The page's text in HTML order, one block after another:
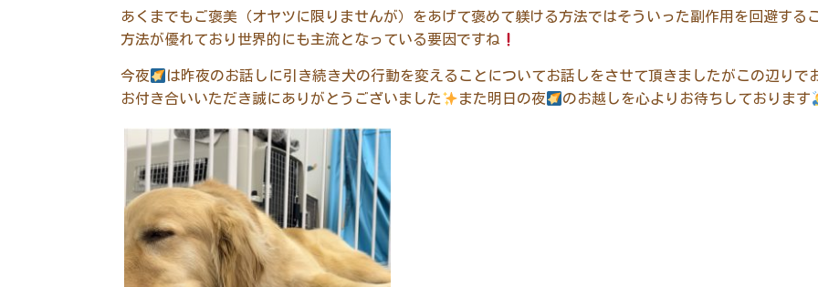
あくまでもご褒美（オヤツに限りませんが）をあげて褒めて躾ける方法ではそういった副作用を回避する
方法が優れており世界的にも主流となっている要因ですね
今夜
は昨夜のお話しに引き続き犬の行動を変えることについてお話しをさせて頂きましたがこの辺りで
お付き合いいただき誠にありがとうございました
また明日の夜 のお越しを心よりお待ちしております